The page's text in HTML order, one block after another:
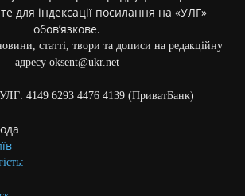
для індексації посилання на «УЛГ»
обов’язкове.
статті, твори та дописи на редакційну
адресу oksent@ukr.net
4149 6293 4476 4139 (ПриватБанк)